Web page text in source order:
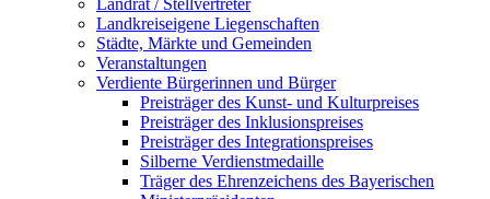
Landrat / Stellvertreter
Landkreiseigene Liegenschaften
Städte, Märkte und Gemeinden
Veranstaltungen
Verdiente Bürgerinnen und Bürger
Preisträger des Kunst- und Kulturpreises
Preisträger des Inklusionspreises
Preisträger des Integrationspreises
Silberne Verdienstmedaille
Träger des Ehrenzeichens des Bayerischen